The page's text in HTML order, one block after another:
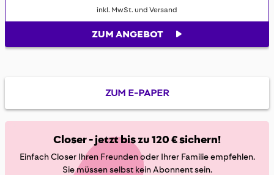
inkl. MwSt. und Versand
ZUM ANGEBOT
ZUM E-PAPER
Closer - jetzt bis zu 120 € sichern!
Einfach Closer Ihren Freunden oder Ihrer Familie empfehlen.
Sie müssen selbst kein Abonnent sein.